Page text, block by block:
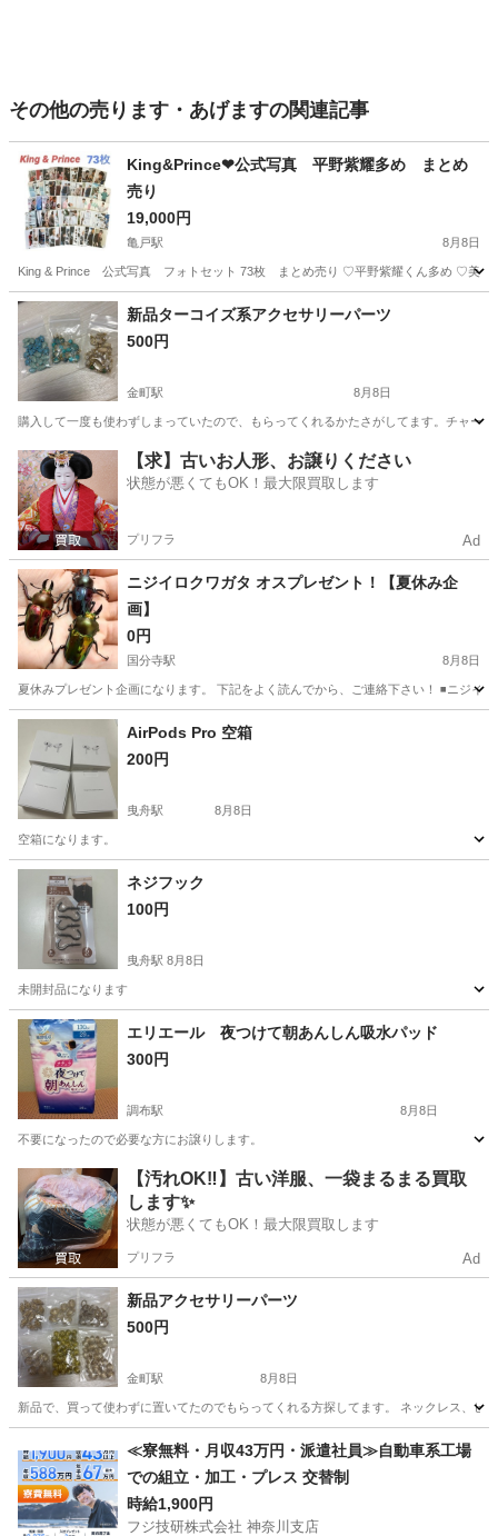
その他の売ります・あげますの関連記事
King&Prince❤公式写真 平野紫耀多め まとめ
売り
19,000円
亀戸駅 8月8日
King & Prince 公式写真 フォトセット 73枚 まとめ売り ♡平野紫耀くん多め ♡美品 ※
東京 江東区 亀戸駅 その他 King
新品ターコイズ系アクセサリーパーツ
500円
金町駅 8月8日
購入して一度も使わずしまっていたので、もらってくれるかたさがしてます。チャー
東京 葛飾区 金町駅 その他 新品
【求】古いお人形、お譲りください
状態が悪くてもOK！最大限買取します
プリフラ Ad
ニジイロクワガタ オスプレゼント！【夏休み企
画】
0円
国分寺駅 8月8日
夏休みプレゼント企画になります。 下記をよく読んでから、ご連絡下さい！ ◾️ニジ
東京 府中市 その他
AirPods Pro 空箱
200円
曳舟駅 8月8日
空箱になります。
東京 墨田区 曳舟駅
ネジフック
100円
曳舟駅 8月8日
未開封品になります
東京 墨田区 曳舟駅 その他
エリエール 夜つけて朝あんしん吸水パッド
300円
調布駅 8月8日
不要になったので必要な方にお譲りします。
東京 調布市 調布駅 その他
【汚れOK‼️】古い洋服、一袋まるまる買取
します✨
状態が悪くてもOK！最大限買取します
プリフラ Ad
新品アクセサリーパーツ
500円
金町駅 8月8日
新品で、買って使わずに置いてたのでもらってくれる方探してます。 ネックレス、
金町駅 その他
≪寮無料・月収43万円・派遣社員≫自動車系工場
での組立・加工・プレス 交替制
時給1,900円
フジ技研株式会社 神奈川支店